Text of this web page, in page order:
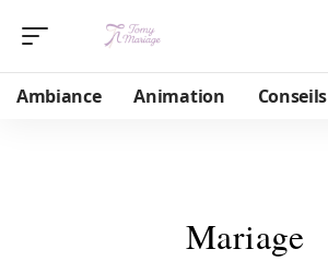
Ambiance Animation Conseils
Mariage